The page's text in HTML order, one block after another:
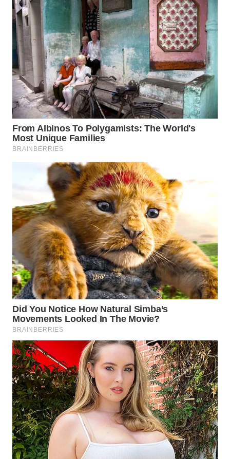
WN
INDRAMAYU
WN
KUNINGAN
WN
MAJALENGKA
SUBANG
SUKABUMI
PURWAKARTA
WN
PRIANGAN
TIMUR
WN
SEMARANG
WN
SOLO
WN
BOROBUDUR
WN
MADURA
WN
SURABAYA